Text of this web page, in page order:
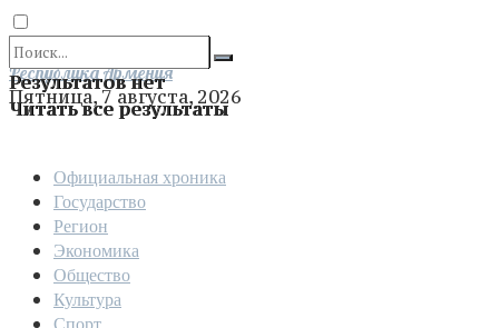
Результатов нет
Читать все результаты
Отправить
Республика Армения
Пятница, 7 августа, 2026
Официальная хроника
Государство
Регион
Экономика
Общество
Культура
Спорт